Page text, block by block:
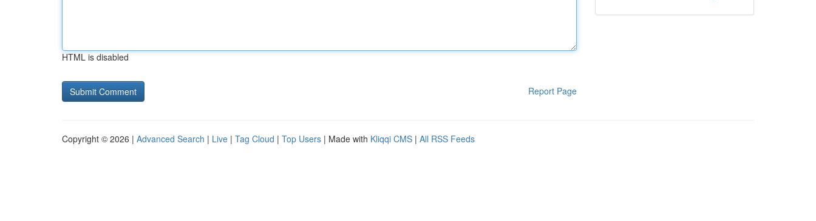
HTML is disabled
Report Page
Copyright © 2026 | Advanced Search | Live | Tag Cloud | Top Users | Made with Kliqqi CMS | All RSS Feeds